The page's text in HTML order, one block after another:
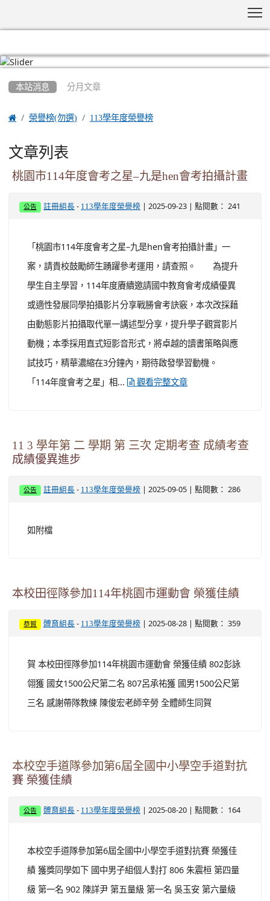
本站消息 分月文章
 榮譽榜(勿選) 113學年度榮譽榜
文章列表
桃園市114年度會考之星–九是hen會考拍攝計畫
公告 註冊組長 - 113學年度榮譽榜 | 2025-09-23 | 點閱數： 241
「桃園市114年度會考之星–九是hen會考拍攝計畫」一
案，請貴校鼓勵師生踴躍參考運用，請查照。 為提升
學生自主學習，114年度賡續邀請國中教育會考成績優異
或適性發展同學拍攝影片分享戰勝會考訣竅，本次改採藉
由動態影片拍攝取代單一講述型分享，提升學子觀賞影片
動機；本季採用直式短影音形式，將卓越的讀書策略與應
試技巧，精華濃縮在3分鐘內，期待啟發學習動機。
「114年度會考之星」相...
觀看完整文章
11 3 學年第 二 學期 第 三次 定期考查 成績考查
成績優異進步
公告 註冊組長 - 113學年度榮譽榜 | 2025-09-05 | 點閱數： 286
如附檔
本校田徑隊參加114年桃園市運動會 榮獲佳績
恭賀 體育組長 - 113學年度榮譽榜 | 2025-08-28 | 點閱數： 359
賀 本校田徑隊參加114年桃園市運動會 榮獲佳績 802彭詠
翎獲 國女1500公尺第二名 807呂承祐獲 國男1500公尺第
三名 感謝帶隊教練 陳俊宏老師辛勞 全體師生同賀
本校空手道隊參加第6屆全國中小學空手道對抗
賽 榮獲佳績
公告 體育組長 - 113學年度榮譽榜 | 2025-08-20 | 點閱數： 164
本校空手道隊參加第6屆全國中小學空手道對抗賽 榮獲佳
績 獲獎同學如下 國中男子組個人對打 806 朱震桓 第四量
級 第一名 902 陳詳尹 第五量級 第一名 吳玉安 第六量級